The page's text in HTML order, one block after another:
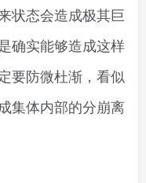
状态会造成极其巨
确实能够造成这样
要防微杜渐，看似
集体内部的分崩离